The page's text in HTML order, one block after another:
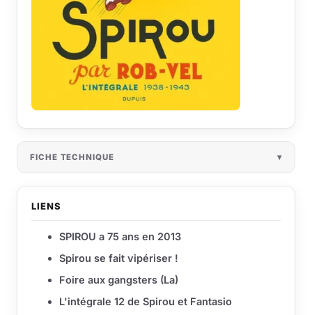
FICHE TECHNIQUE
LIENS
SPIROU a 75 ans en 2013
Spirou se fait vipériser !
Foire aux gangsters (La)
L'intégrale 12 de Spirou et Fantasio